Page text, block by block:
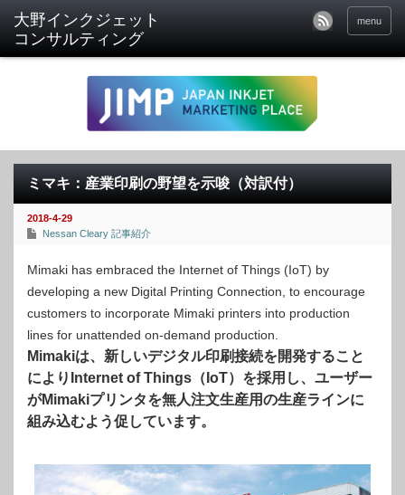
menu
ミマキ：産業印刷の野望を示唆（対訳付）
2018-4-29
Nessan Cleary 記事紹介
Mimaki has embraced the Internet of Things (IoT) by
developing a new Digital Printing Connection, to encourage
customers to incorporate Mimaki printers into production
lines for unattended on-demand production.
Mimakiは、新しいデジタル印刷接続を開発すること
によりInternet of Things（IoT）を採用し、ユーザー
がMimakiプリンタを無人注文生産用の生産ラインに
組み込むよう促しています。